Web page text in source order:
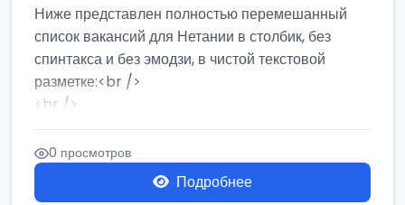
Ниже представлен полностью перемешанный
список вакансий для Нетании в столбик, без
спинтакса и без эмодзи, в чистой текстовой
разметке:<br />
<br />
Работа в Нетании на мебельном производстве:
требу...
0 просмотров
Подробнее